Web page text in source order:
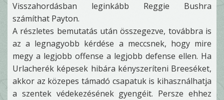
Visszahordásban leginkább Reggie Bushra
számíthat Payton.
A részletes bemutatás után összegezve, továbbra is
az a legnagyobb kérdése a meccsnek, hogy mire
megy a legjobb offense a legjobb defense ellen. Ha
Urlacherék képesek hibára kényszeríteni Breeséket,
akkor az közepes támadó csapatuk is kihasználhatja
a szentek védekezésének gyengéit. Persze ehhez